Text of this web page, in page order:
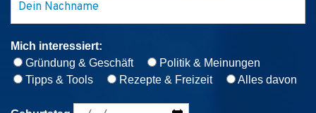
Mich interessiert:
Gründung & Geschäft
Politik & Meinungen
Tipps & Tools
Rezepte & Freizeit Alles davon